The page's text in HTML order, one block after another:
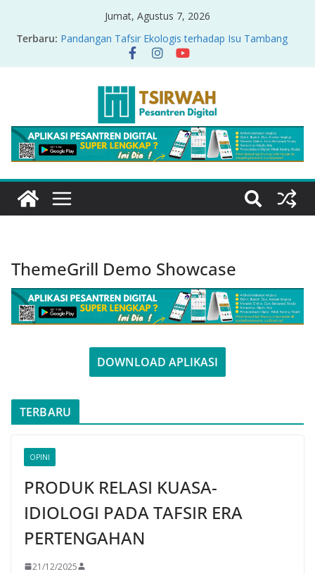
Jumat, Agustus 7, 2026
Terbaru: Pandangan Tafsir Ekologis terhadap Isu Tambang
Nikel di Raja Ampat
PRODUK RELASI KUASA-IDIOLOGI PADA TAFSIR
Sirah Nabawiyah
Oversharing dan Privasi dalam Al-Qur’an: “Ketika
Ayat Bicara Soal Curhat di Sosmed”
Menyikapi Fatherless, Kisah Lukman Menjadi
Cerminan
ThemeGrill Demo Showcase
DOWNLOAD APLIKASI
TERBARU
OPINI
PRODUK RELASI KUASA-
IDIOLOGI PADA TAFSIR ERA
PERTENGAHAN
21/12/2025